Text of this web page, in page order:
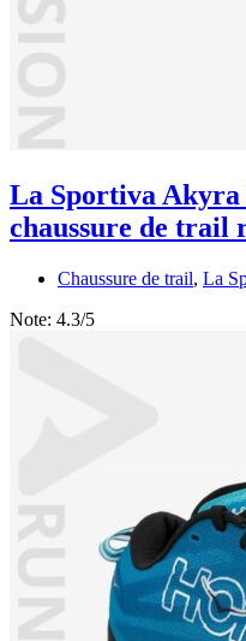
La Sportiva Akyra
chaussure de trail
Chaussure de trail, La
Note: 4.3/5